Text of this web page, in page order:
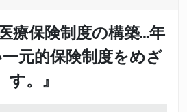
療保険制度の構築…年
元的保険制度をめざ
す。』